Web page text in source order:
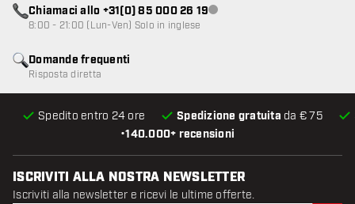
•140.000+ recensioni
Spedito entro 24 ore Spedizione gratuita da € 75
Domande frequenti
Risposta diretta
Chiamaci allo +31(0) 85 000 26 19Servizio clienti non disponibile
8:00 - 21:00 (Lun-Ven) Solo in inglese
ISCRIVITI ALLA NOSTRA NEWSLETTER
Iscriviti alla newsletter e ricevi le ultime offerte.